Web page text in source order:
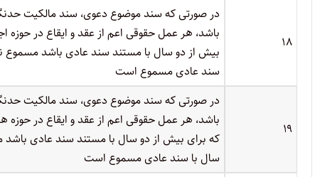
۱۸
در صورتی که سند موضوع دعوی، سند مالکیت
باشد، هر عمل حقوقی اعم از عقد و ایقاع در حوزه
بیش از دو سال با مستند سند عادی باشد مسموع
سند عادی مسموع است
۱۹
در صورتی که سند موضوع دعوی، سند مالکیت
باشد، هر عمل حقوقی اعم از عقد و ایقاع در
که برای بیش از دو سال با مستند سند عادی
سال با سند عادی مسموع است